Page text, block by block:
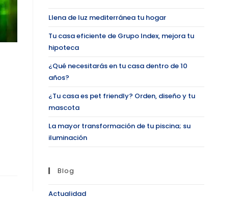
Llena de luz mediterránea tu hogar
Tu casa eficiente de Grupo Index, mejora tu
hipoteca
¿Qué necesitarás en tu casa dentro de 10
años?
¿Tu casa es pet friendly? Orden, diseño y tu
mascota
La mayor transformación de tu piscina; su
iluminación
Blog
Actualidad